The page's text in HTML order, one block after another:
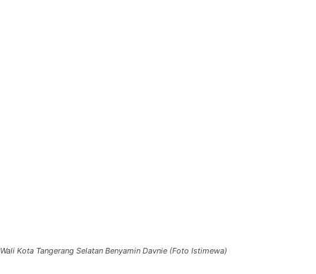
Wali Kota Tangerang Selatan Benyamin Davnie (Foto Istimewa)